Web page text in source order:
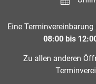
Eine Terminvereinbarung
08:00 bis
Zu allen anderen